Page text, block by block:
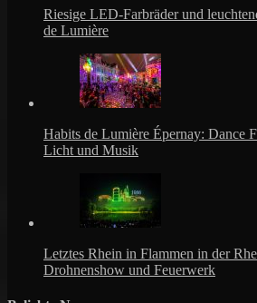
Riesige LED-Farbräder und
de Lumière
Habits de Lumière Épernay: Dance
Licht und Musik
Letztes Rhein in Flammen in der
Drohnenshow und Feuerwerk